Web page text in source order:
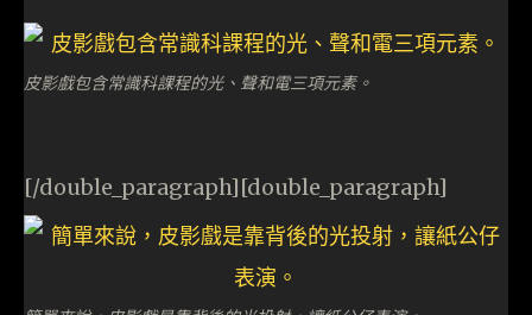
皮影戲包含常識科課程的光、聲和電三項元素。
[/double_paragraph][double_paragraph]